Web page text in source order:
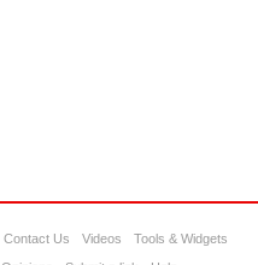
Contact Us Videos
Tools & Widgets